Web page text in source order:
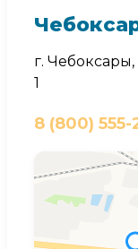
г.
1
8 (800) 555-